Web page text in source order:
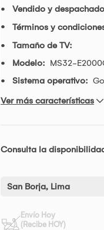
Vendido y
Términos y
Tamaño de TV:
Modelo: MS32-
Sistema operativo:
Ver más características
Consulta la
San Borja, Lima
Envío Hoy
(Recibe HOY)